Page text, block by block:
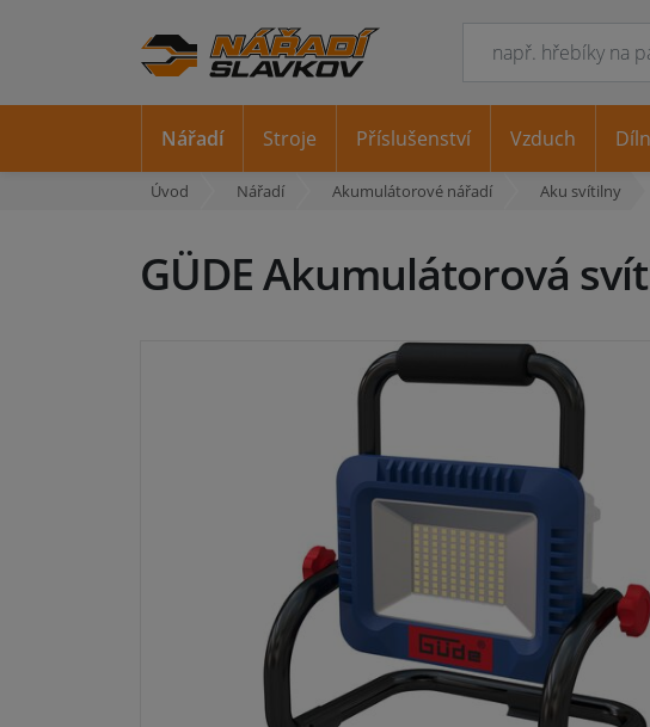
Úvod Nářadí Akumulátorové nářadí Aku svítilny
GÜDE Akumulátorová
Nářadí Stroje Příslušenství Vzduch